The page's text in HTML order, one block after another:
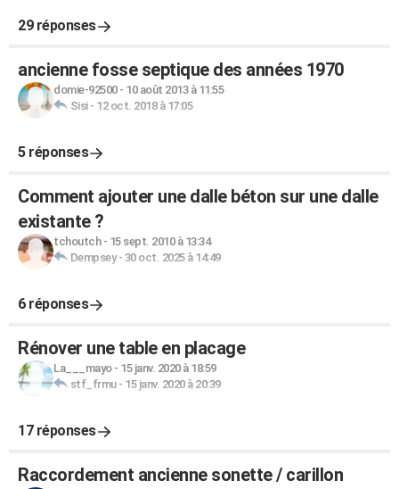
29 réponses
ancienne fosse septique des années 1970
domie-92500- 10 août 2013 à 11:55
Sisi- 12 oct. 2018 à 17:05
5 réponses
Comment ajouter une dalle béton sur une dalle
existante ?
tchoutch- 15 sept. 2010 à 13:34
Dempsey- 30 oct. 2025 à 14:49
6 réponses
Rénover une table en placage
La___mayo- 15 janv. 2020 à 18:59
stf_frmu- 15 janv. 2020 à 20:39
17 réponses
Raccordement ancienne sonette / carillon